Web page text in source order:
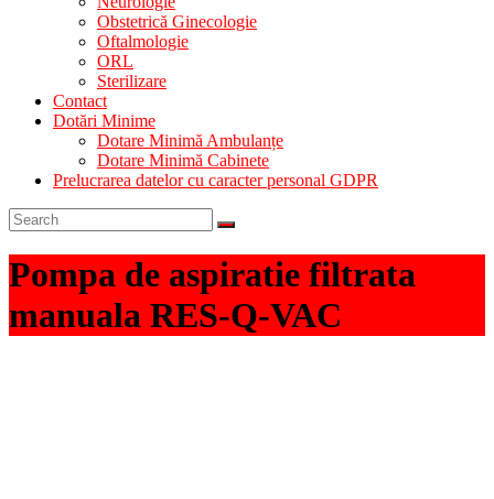
Obstetrică Ginecologie
Oftalmologie
ORL
Sterilizare
Contact
Dotări Minime
Dotare Minimă Ambulanțe
Dotare Minimă Cabinete
Prelucrarea datelor cu caracter personal GDPR
Pompa de aspiratie filtrata
manuala RES-Q-VAC